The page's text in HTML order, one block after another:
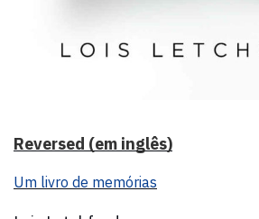
Reversed (em inglês)
Um livro de memórias